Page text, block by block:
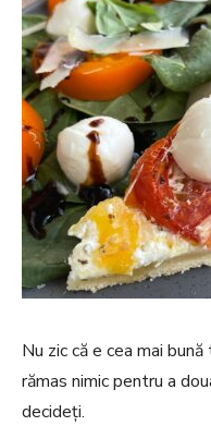
Nu zic că e cea mai
rămas nimic pentru a
decideți.